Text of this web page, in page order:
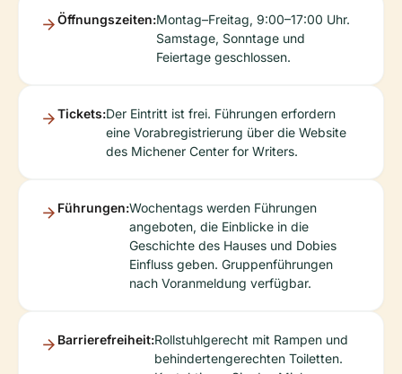
Öffnungszeiten:Montag–Freitag, 9:00–17:00 Uhr.
Samstage, Sonntage und
Feiertage geschlossen.
Tickets:Der Eintritt ist frei. Führungen erfordern
eine Vorabregistrierung über die Website
des Michener Center for Writers.
Führungen:Wochentags werden Führungen
angeboten, die Einblicke in die
Geschichte des Hauses und Dobies
Einfluss geben. Gruppenführungen
nach Voranmeldung verfügbar.
Barrierefreiheit:Rollstuhlgerecht mit Rampen und
behindertengerechten Toiletten.